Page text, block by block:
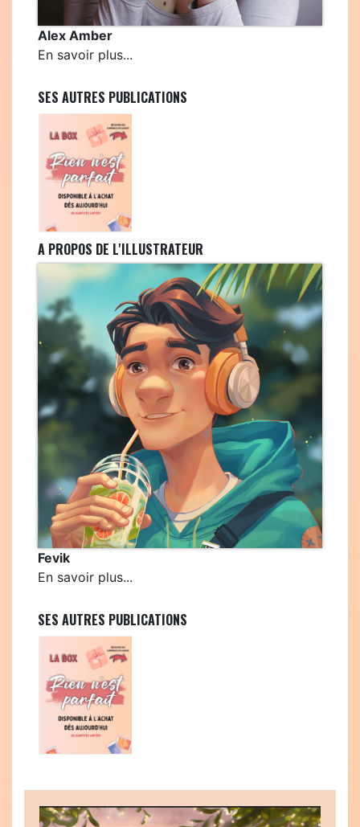
Alex Amber
En savoir plus...
SES AUTRES PUBLICATIONS
A PROPOS DE L'ILLUSTRATEUR
Fevik
En savoir plus...
SES AUTRES PUBLICATIONS